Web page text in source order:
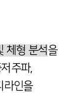
체형 분석을
주파,
라인을